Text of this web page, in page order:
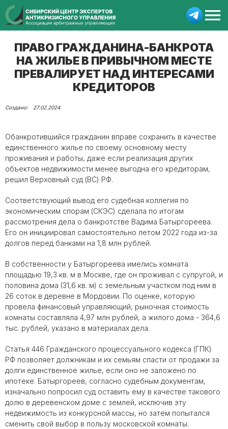
ПРАВО ГРАЖДАНИНА-БАНКРОТА
НА ЖИЛЬЕ В ПРИВЫЧНОМ МЕСТЕ
ПРЕВАЛИРУЕТ НАД ИНТЕРЕСАМИ
КРЕДИТОРОВ
27.02.2024
Обанкротившийся гражданин вправе сохранить в качестве
единственного жилье по своему основному месту
проживания и работы, даже если реализация других
объектов недвижимости менее выгодна его кредиторам,
решил Верховный суд (ВС) РФ.
Соответствующий вывод его судебная коллегия по
экономическим спорам (СКЭС) сделала по итогам
рассмотрения дела о банкротстве Вадима Батыргореева.
Его он инициировал самостоятельно летом 2022 года из-за
долгов перед банками на 1,8 млн рублей.
В собственности у Батыргореева имелись комната
площадью 19,3 кв. м в Москве, где он проживал с супругой, и
половина дома (31,6 кв. м) с земельным участком под ним в
26 соток в деревне в Мордовии. По оценке, которую
провела финансовый управляющий, рыночная стоимость
комнаты составляла 4,97 млн рублей, а жилого дома - 364,6
тыс. рублей, указано в материалах дела.
Статья 446 Гражданского процессуального кодекса (ГПК)
РФ позволяет должникам и их семьям спасти от продажи за
долги единственное жилье, если оно не заложено по
ипотеке. Батыргореев, согласно судебным документам,
изначально попросил суд оставить ему в качестве такового
долю в деревенском доме с землей, исключив эту
недвижимость из конкурсной массы, но затем попытался
сменить свой выбор в пользу московской комнаты.